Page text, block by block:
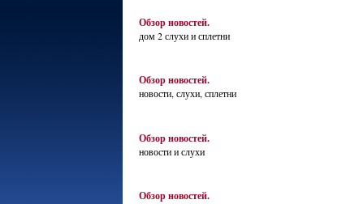
Обзор новостей.
дом 2 слухи и сплетни
Обзор новостей.
новости, слухи, сплетни
Обзор новостей.
новости и слухи
Обзор новостей.